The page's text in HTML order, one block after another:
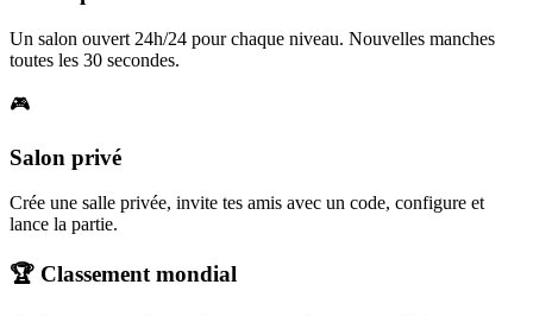
Un salon ouvert 24h/24 pour chaque niveau. Nouvelles manches
toutes les 30 secondes.
🎮
Salon privé
Crée une salle privée, invite tes amis avec un code, configure et
lance la partie.
🏆 Classement mondial